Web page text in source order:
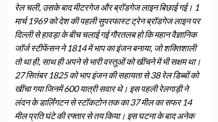
रेल चली, उसके बाद मीटरगेज और ब्रॉडगेज लाइन बिछाई गई। 1
मार्च 1969 को देश की पहली सुपरफास्ट ट्रेन ब्रॉडगेज लाइन पर
दिल्ली से हावड़ा के बीच चलाई गई गौरतलब हो कि महान वैज्ञानिक
जॉर्ज स्टीफेंसन ने 1814 में भाप का इंजन बनाया, जो शक्तिशाली
तो था ही, साथ ही अपने से भारी वस्तुओं को खींचने में भी सक्षम था।
27 सितंबर 1825 को भाप इंजन की सहायता से 38 रेल डिब्बों को
खींचा गया जिनमें 600 यात्री सवार थे। इस पहली रेलगाड़ी ने
लंदन के डार्लिंगटन से स्टॉकटोन तक का 37 मील का सफर 14
मील प्रति घंटे की रफ्तार से तय किया। इस घटना के बाद अनेक